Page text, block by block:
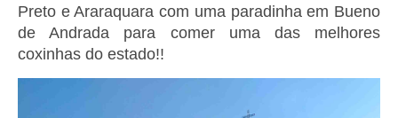
Preto e Araraquara com uma paradinha em Bueno
de Andrada para comer uma das melhores
coxinhas do estado!!